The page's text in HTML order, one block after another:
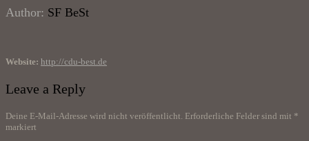
Author: SF BeSt
Website: http://cdu-best.de
Leave a Reply
Deine E-Mail-Adresse wird nicht veröffentlicht. Erforderliche Felder sind mit *
markiert